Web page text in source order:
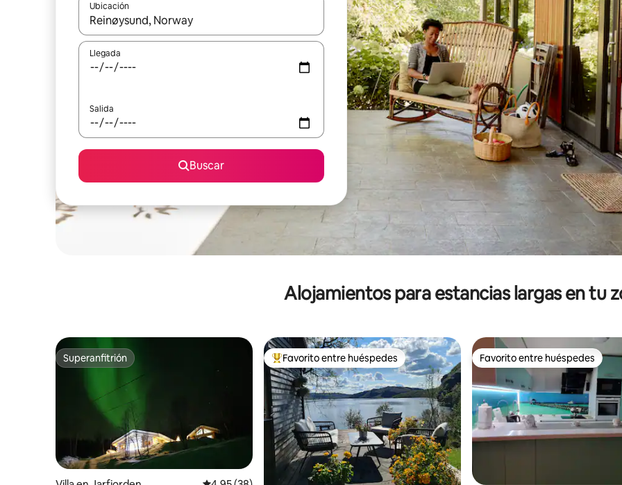
Ubicación
Cuando los resultados estén disponibles, podrás navegar usando las teclas de las flechas hacia arriba y hacia abajo, o
Llegada
Salida
Buscar
Alojamientos para estancias largas en tu
Superanfitrión
Superanfitrión De los mejores en Favorito entre huéspedes
Favorito entre huéspedes Favorito entre huéspedes
Favorito entre huéspedes